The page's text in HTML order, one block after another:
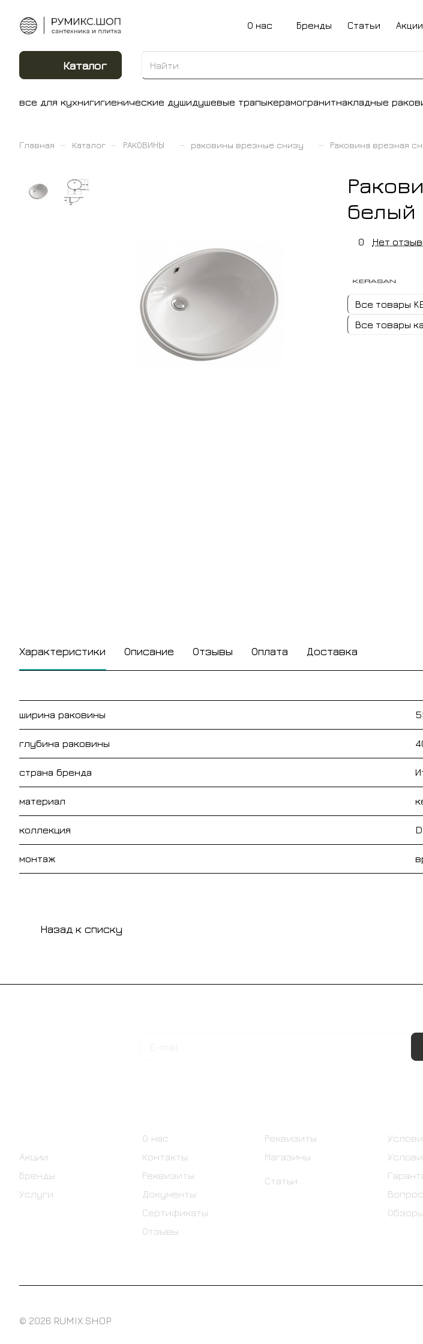
О нас Бренды Статьи Акции
Каталог
все для кухнигигиенические душидушевые трапыкерамогранитнакладные
Главная – Каталог – РАКОВИНЫ – раковины врезные снизу – Раковина врезная
белый
0 Нет
Все товары
Все товары
Характеристики Описание Отзывы Оплата Доставка
ширина раковины
глубина раковины
страна бренда
материал
коллекция
монтаж
Назад к списку
Акции
Бренды
Услуги
О нас
Контакты
Реквизиты
Документы
Сертификаты
Отзывы
Реквизиты
Магазины
Статьи
Обзоры
© 2026 RUMIX.SHOP